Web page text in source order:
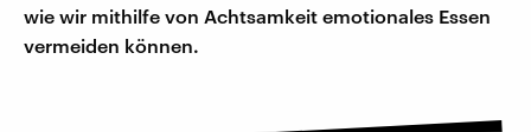
wie wir mithilfe von Achtsamkeit emotionales Essen
vermeiden können.